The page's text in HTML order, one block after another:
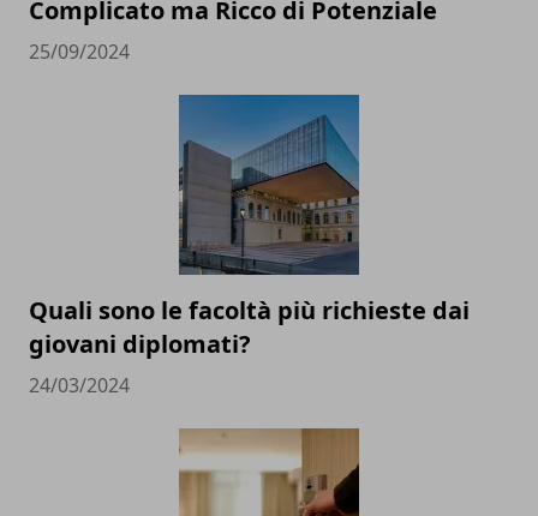
Complicato ma Ricco di Potenziale
25/09/2024
Quali sono le facoltà più richieste dai
giovani diplomati?
24/03/2024